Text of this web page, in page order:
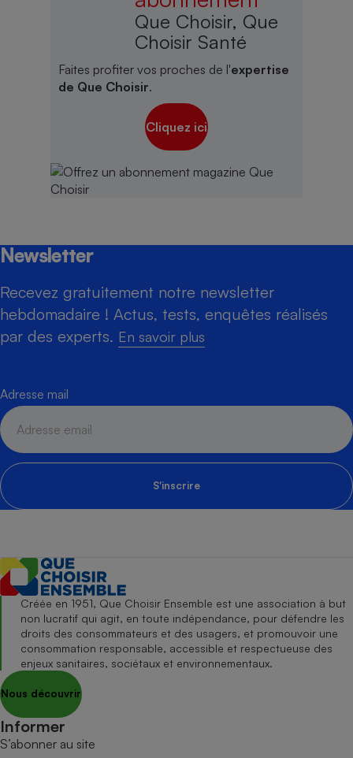
Que Choisir, Que
Choisir Santé
Faites profiter vos proches de l'expertise
de Que Choisir.
Cliquez ici
Newsletter
Recevez gratuitement notre newsletter
hebdomadaire ! Actus, tests, enquêtes réalisés
par des experts. En savoir plus
Adresse mail
S'inscrire
Créée en 1951, Que Choisir Ensemble est une association à but
non lucratif qui agit, en toute indépendance, pour défendre les
droits des consommateurs et des usagers, et promouvoir une
consommation responsable, accessible et respectueuse des
enjeux sanitaires, sociétaux et environnementaux.
Nous découvrir
Informer
S’abonner au site